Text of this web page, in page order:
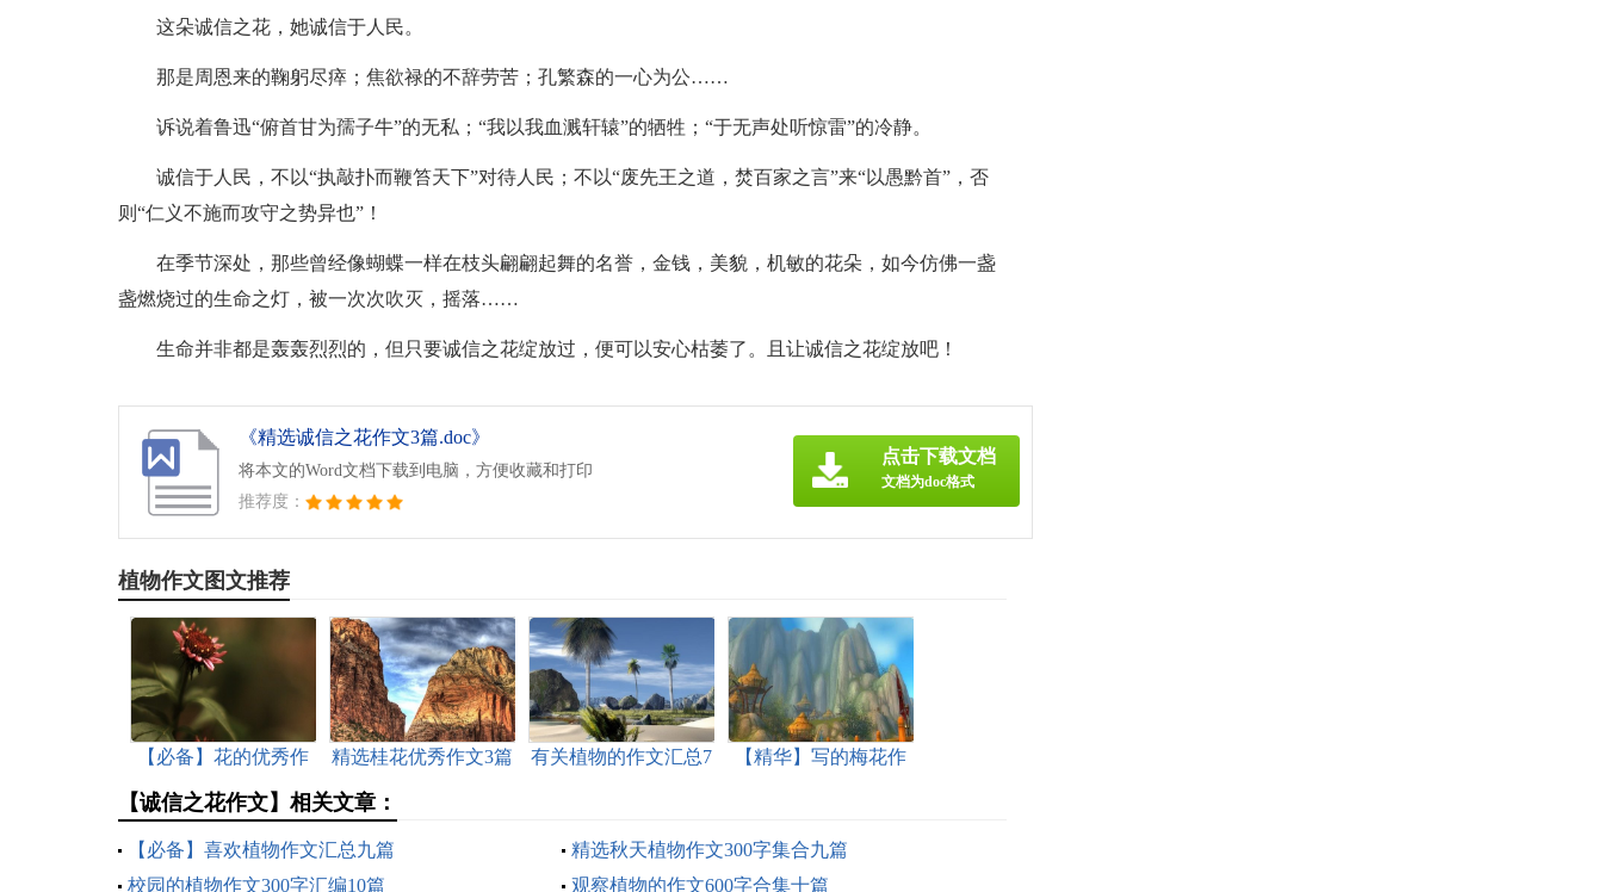
这朵诚信之花，她诚信于人民。
那是周恩来的鞠躬尽瘁；焦欲禄的不辞劳苦；孔繁森的一心为公……
诉说着鲁迅“俯首甘为孺子牛”的无私；“我以我血溅轩辕”的牺牲；“于无声处听惊雷”的冷静。
诚信于人民，不以“执敲扑而鞭笞天下”对待人民；不以“废先王之道，焚百家之言”来“以愚黔首”，否
则“仁义不施而攻守之势异也”！
在季节深处，那些曾经像蝴蝶一样在枝头翩翩起舞的名誉，金钱，美貌，机敏的花朵，如今仿佛一盏
盏燃烧过的生命之灯，被一次次吹灭，摇落……
生命并非都是轰轰烈烈的，但只要诚信之花绽放过，便可以安心枯萎了。且让诚信之花绽放吧！
《精选诚信之花作文3篇.doc》
将本文的Word文档下载到电脑，方便收藏和打印
推荐度：
点击下载文档
文档为doc格式
植物作文图文推荐
【必备】花的优秀作
精选桂花优秀作文3篇
有关植物的作文汇总7
【精华】写的梅花作
【诚信之花作文】相关文章：
【必备】喜欢植物作文汇总九篇
精选秋天植物作文300字集合九篇
校园的植物作文300字汇编10篇
观察植物的作文600字合集十篇